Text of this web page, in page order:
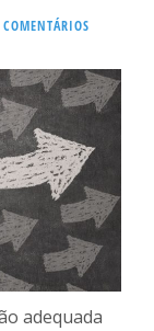
adequada